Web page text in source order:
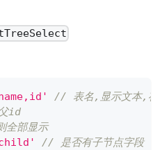
// 表名,显示文本,存
id
部显示
// 是否有子节点字段